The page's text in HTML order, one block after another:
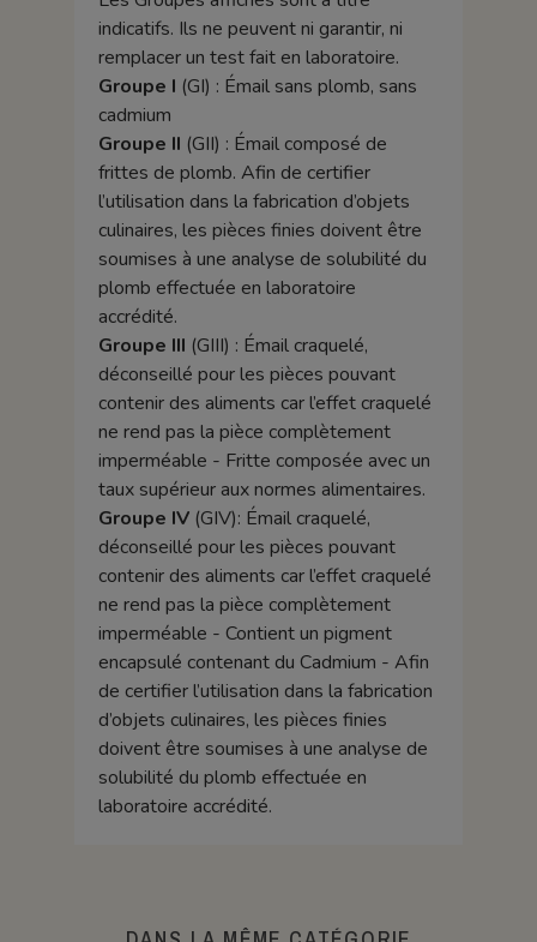
indicatifs. Ils ne peuvent ni garantir, ni
remplacer un test fait en laboratoire.
Groupe I (GI) : Émail sans plomb, sans
cadmium
Groupe II (GII) : Émail composé de
frittes de plomb. Afin de certifier
l’utilisation dans la fabrication d’objets
culinaires, les pièces finies doivent être
soumises à une analyse de solubilité du
plomb effectuée en laboratoire
accrédité.
Groupe III (GIII) : Émail craquelé,
déconseillé pour les pièces pouvant
contenir des aliments car l’effet craquelé
ne rend pas la pièce complètement
imperméable - Fritte composée avec un
taux supérieur aux normes alimentaires.
Groupe IV(GIV): Émail craquelé,
déconseillé pour les pièces pouvant
contenir des aliments car l’effet craquelé
ne rend pas la pièce complètement
imperméable - Contient un pigment
encapsulé contenant du Cadmium - Afin
de certifier l’utilisation dans la fabrication
d’objets culinaires, les pièces finies
doivent être soumises à une analyse de
solubilité du plomb effectuée en
laboratoire accrédité.